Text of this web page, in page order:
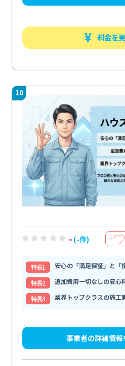
料金を
10
- (-件) ＋
特⻑1
安心の「満足保証」と「
特⻑2
追加費用一切なしの安心
特⻑3
業界トップクラスの施工
事業者の詳細情報